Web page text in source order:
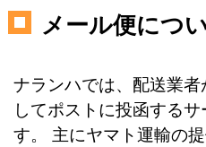
メール便につ
ナランハでは、配送業
してポストに投函する
す。 主にヤマト運輸の